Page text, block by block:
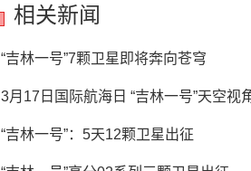
相关新闻
“吉林一号”7颗卫星即将奔向苍穹
3月17日国际航海日 “吉林一号”天空视
“吉林一号”：5天12颗卫星出征